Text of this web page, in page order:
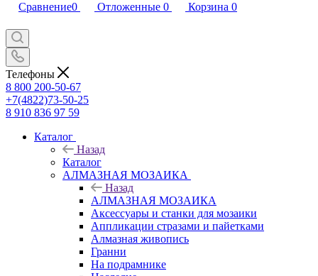
Сравнение0 Отложенные 0 Корзина 0
Телефоны
8 800 200-50-67
+7(4822)73-50-25
8 910 836 97 59
Каталог
Назад
Каталог
АЛМАЗНАЯ МОЗАИКА
Назад
АЛМАЗНАЯ МОЗАИКА
Аксессуары и станки для мозаики
Аппликации стразами и пайетками
Алмазная живопись
Гранни
На подрамнике